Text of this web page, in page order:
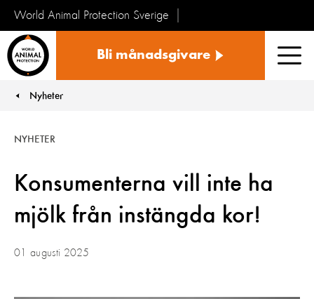
World Animal Protection Sverige
Bli månadsgivare
You are here:
Nyheter
Konsumenterna vill inte ha
mjölk från instängda kor!
NYHETER
01 augusti 2025